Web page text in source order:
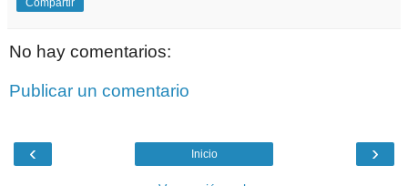
No hay comentarios:
Publicar un comentario
‹ ›
Inicio